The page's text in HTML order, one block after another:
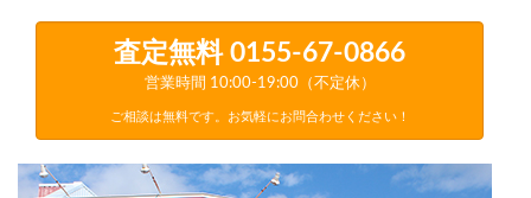
査定無料 0155-67-0866
営業時間 10:00-19:00（不定休）
ご相談は無料です。お気軽にお問合わせください！